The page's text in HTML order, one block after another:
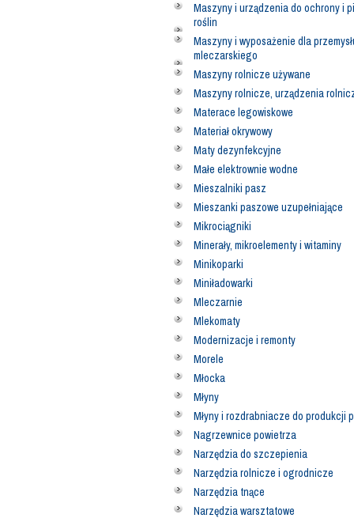
Maszyny i urządzenia do ochrony i
roślin
Maszyny i wyposażenie dla
mleczarskiego
Maszyny rolnicze używane
Maszyny rolnicze, urządzenia
Materace legowiskowe
Materiał okrywowy
Maty dezynfekcyjne
Małe elektrownie wodne
Mieszalniki pasz
Mieszanki paszowe uzupełniające
Mikrociągniki
Minerały, mikroelementy i witaminy
Minikoparki
Miniładowarki
Mleczarnie
Mlekomaty
Modernizacje i remonty
Morele
Młocka
Młyny
Młyny i rozdrabniacze do produkcji
Nagrzewnice powietrza
Narzędzia do szczepienia
Narzędzia rolnicze i ogrodnicze
Narzędzia tnące
Narzędzia warsztatowe